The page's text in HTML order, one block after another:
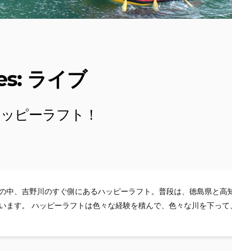
ライブ
ピーラフト！
中、吉野川のすぐ側にあるハッピーラフト。普段は、徳島県と高
ます。 ハッピーラフトは色々な経験を積んで、色々な川を下っ